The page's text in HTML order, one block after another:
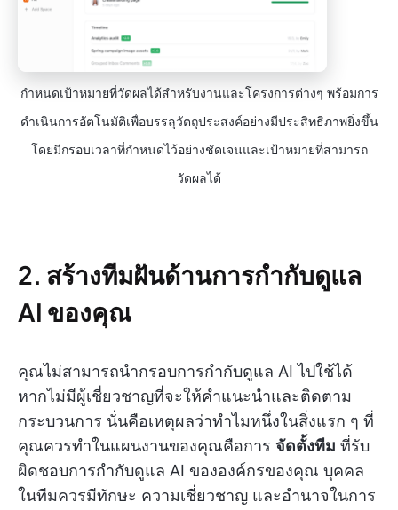
กำหนดเป้าหมายที่วัดผลได้สำหรับงานและโครงการต่างๆ พร้อมการ
ดำเนินการอัตโนมัติเพื่อบรรลุวัตถุประสงค์อย่างมีประสิทธิภาพยิ่งขึ้น
โดยมีกรอบเวลาที่กำหนดไว้อย่างชัดเจนและเป้าหมายที่สามารถ
วัดผลได้
2. สร้างทีมฝันด้านการกำกับดูแล
AI ของคุณ
คุณไม่สามารถนำกรอบการกำกับดูแล AI ไปใช้ได้
หากไม่มีผู้เชี่ยวชาญที่จะให้คำแนะนำและติดตาม
กระบวนการ นั่นคือเหตุผลว่าทำไมหนึ่งในสิ่งแรก ๆ ที่
คุณควรทำในแผนงานของคุณคือการ จัดตั้งทีม ที่รับ
ผิดชอบการกำกับดูแล AI ขององค์กรของคุณ บุคคล
ในทีมควรมีทักษะ ความเชี่ยวชาญ และอำนาจในการ